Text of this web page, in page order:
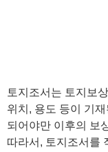
토지조서는 토지보
위치, 용도 등이 기
되어야만 이후의 보
따라서, 토지조서를